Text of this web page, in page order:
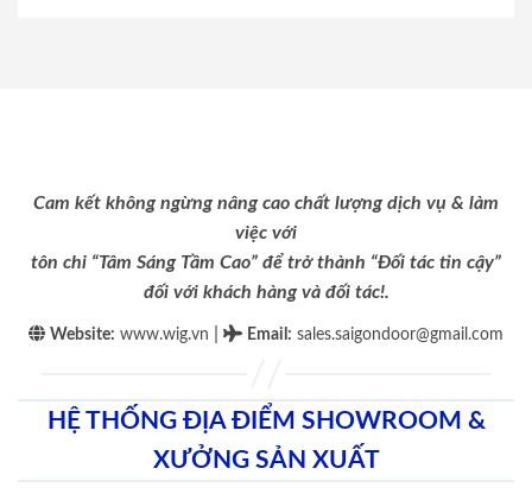
Cam kết không ngừng nâng cao chất lượng dịch vụ & làm
việc với
tôn chỉ “Tâm Sáng Tầm Cao” để trở thành “Đối tác tin cậy”
đối với khách hàng và đối tác!.
Website: www.wig.vn Email : sales.saigondoor@gmail.com
HỆ THỐNG ĐỊA ĐIỂM SHOWROOM &
XƯỞNG SẢN XUẤT